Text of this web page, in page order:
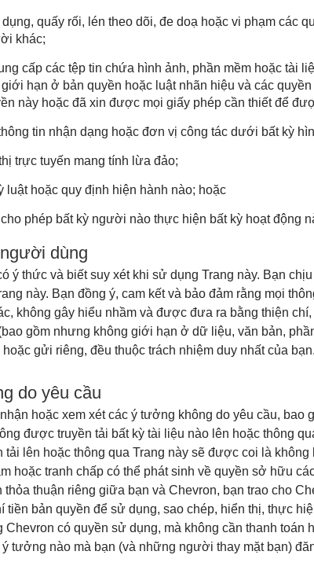
quấy rối, lén theo dõi, đe doạ hoặc vi phạm các
khác;
cấp các tệp tin chứa hình ảnh, phần mềm hoặc tài
hạn ở bản quyền hoặc luật nhãn hiệu và các
này hoặc đã xin được mọi giấy phép cần thiết để
tin nhận dạng hoặc đơn vị công tác dưới bất kỳ
trực tuyến mang tính lừa đảo;
luật hoặc quy định hiện hành nào; hoặc
phép bất kỳ người nào thực hiện bất kỳ hoạt động
dùng
ý thức và biết suy xét khi sử dụng Trang này. Bạn
này. Bạn đồng ý, cam kết và bảo đảm rằng mọi
không gây hiểu nhầm và được đưa ra bằng thiện
gồm nhưng không giới hạn ở dữ liệu, văn bản,
gửi riêng, đều thuộc trách nhiệm duy nhất của
do yêu cầu
hoặc xem xét các ý tưởng không do yêu cầu,
được truyền tải bất kỳ tài liệu nào lên hoặc thông
tải lên hoặc thông qua Trang này sẽ được coi là
hoặc tranh chấp có thể phát sinh về quyền sở hữu
thỏa thuận riêng giữa bạn và Chevron, bạn trao cho
tiền bản quyền để sử dụng, sao chép, hiển thị, thực
Chevron có quyền sử dụng, mà không cần thanh
tưởng nào mà bạn (và những người thay mặt bạn)